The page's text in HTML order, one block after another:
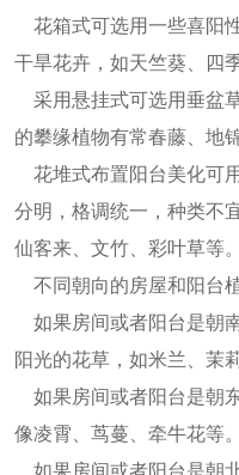
花箱式可选用一些喜阳
干旱花卉，如天竺葵、四
采用悬挂式可选用垂盆
的攀缘植物有常春藤、地
花堆式布置阳台美化可
分明，格调统一，种类不
仙客来、文竹、彩叶草等。
不同朝向的房屋和阳台
如果房间或者阳台是朝
阳光的花草，如米兰、茉
如果房间或者阳台是朝
像凌霄、茑蔓、牵牛花等。
如果房间或者阳台是朝